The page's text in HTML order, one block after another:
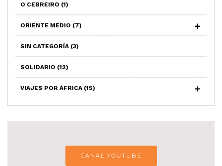
O CEBREIRO (1)
ORIENTE MEDIO (7)
SIN CATEGORÍA (3)
SOLIDARIO (12)
VIAJES POR ÁFRICA (15)
CANAL YOUTUBE